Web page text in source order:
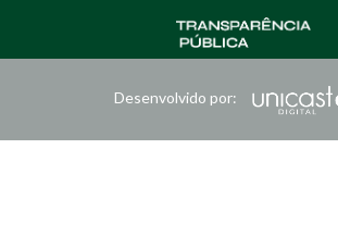
Desenvolvido por: